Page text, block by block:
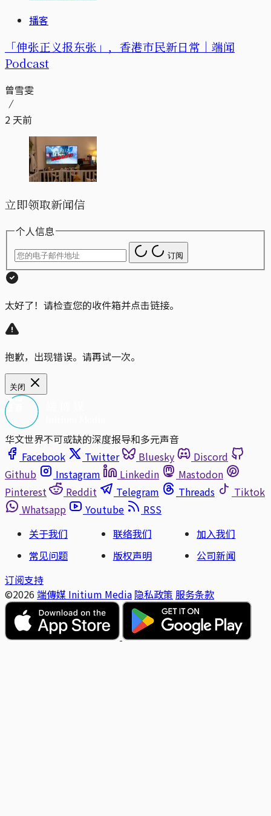
播客
「伸张正义报东张」，香港市民新日常｜端闻
Podcast
曾雪雯
2 天前
立即领取新闻信
个人信息
订阅
太好了！请检查您的收件箱并点击链接。
抱歉，出现错误。请再试一次。
关闭
华文世界不可或缺的深度报导和多元声音
Facebook
Twitter Bluesky
Discord
Github
Instagram Linkedin
Mastodon
Pinterest
Reddit Telegram Threads
Tiktok
Whatsapp
Youtube
RSS
关于我们
联络我们
加入我们
常见问题
版权声明
公司新闻
订阅支持
©2026 端傳媒 Initium Media 隐私政策 服务条款